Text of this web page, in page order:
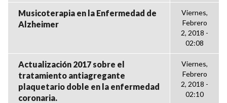
Musicoterapia en la Enfermedad de
Alzheimer
Viernes,
Febrero
2, 2018 -
02:08
Actualización 2017 sobre el
tratamiento antiagregante
plaquetario doble en la enfermedad
coronaria.
Viernes,
Febrero
2, 2018 -
02:10